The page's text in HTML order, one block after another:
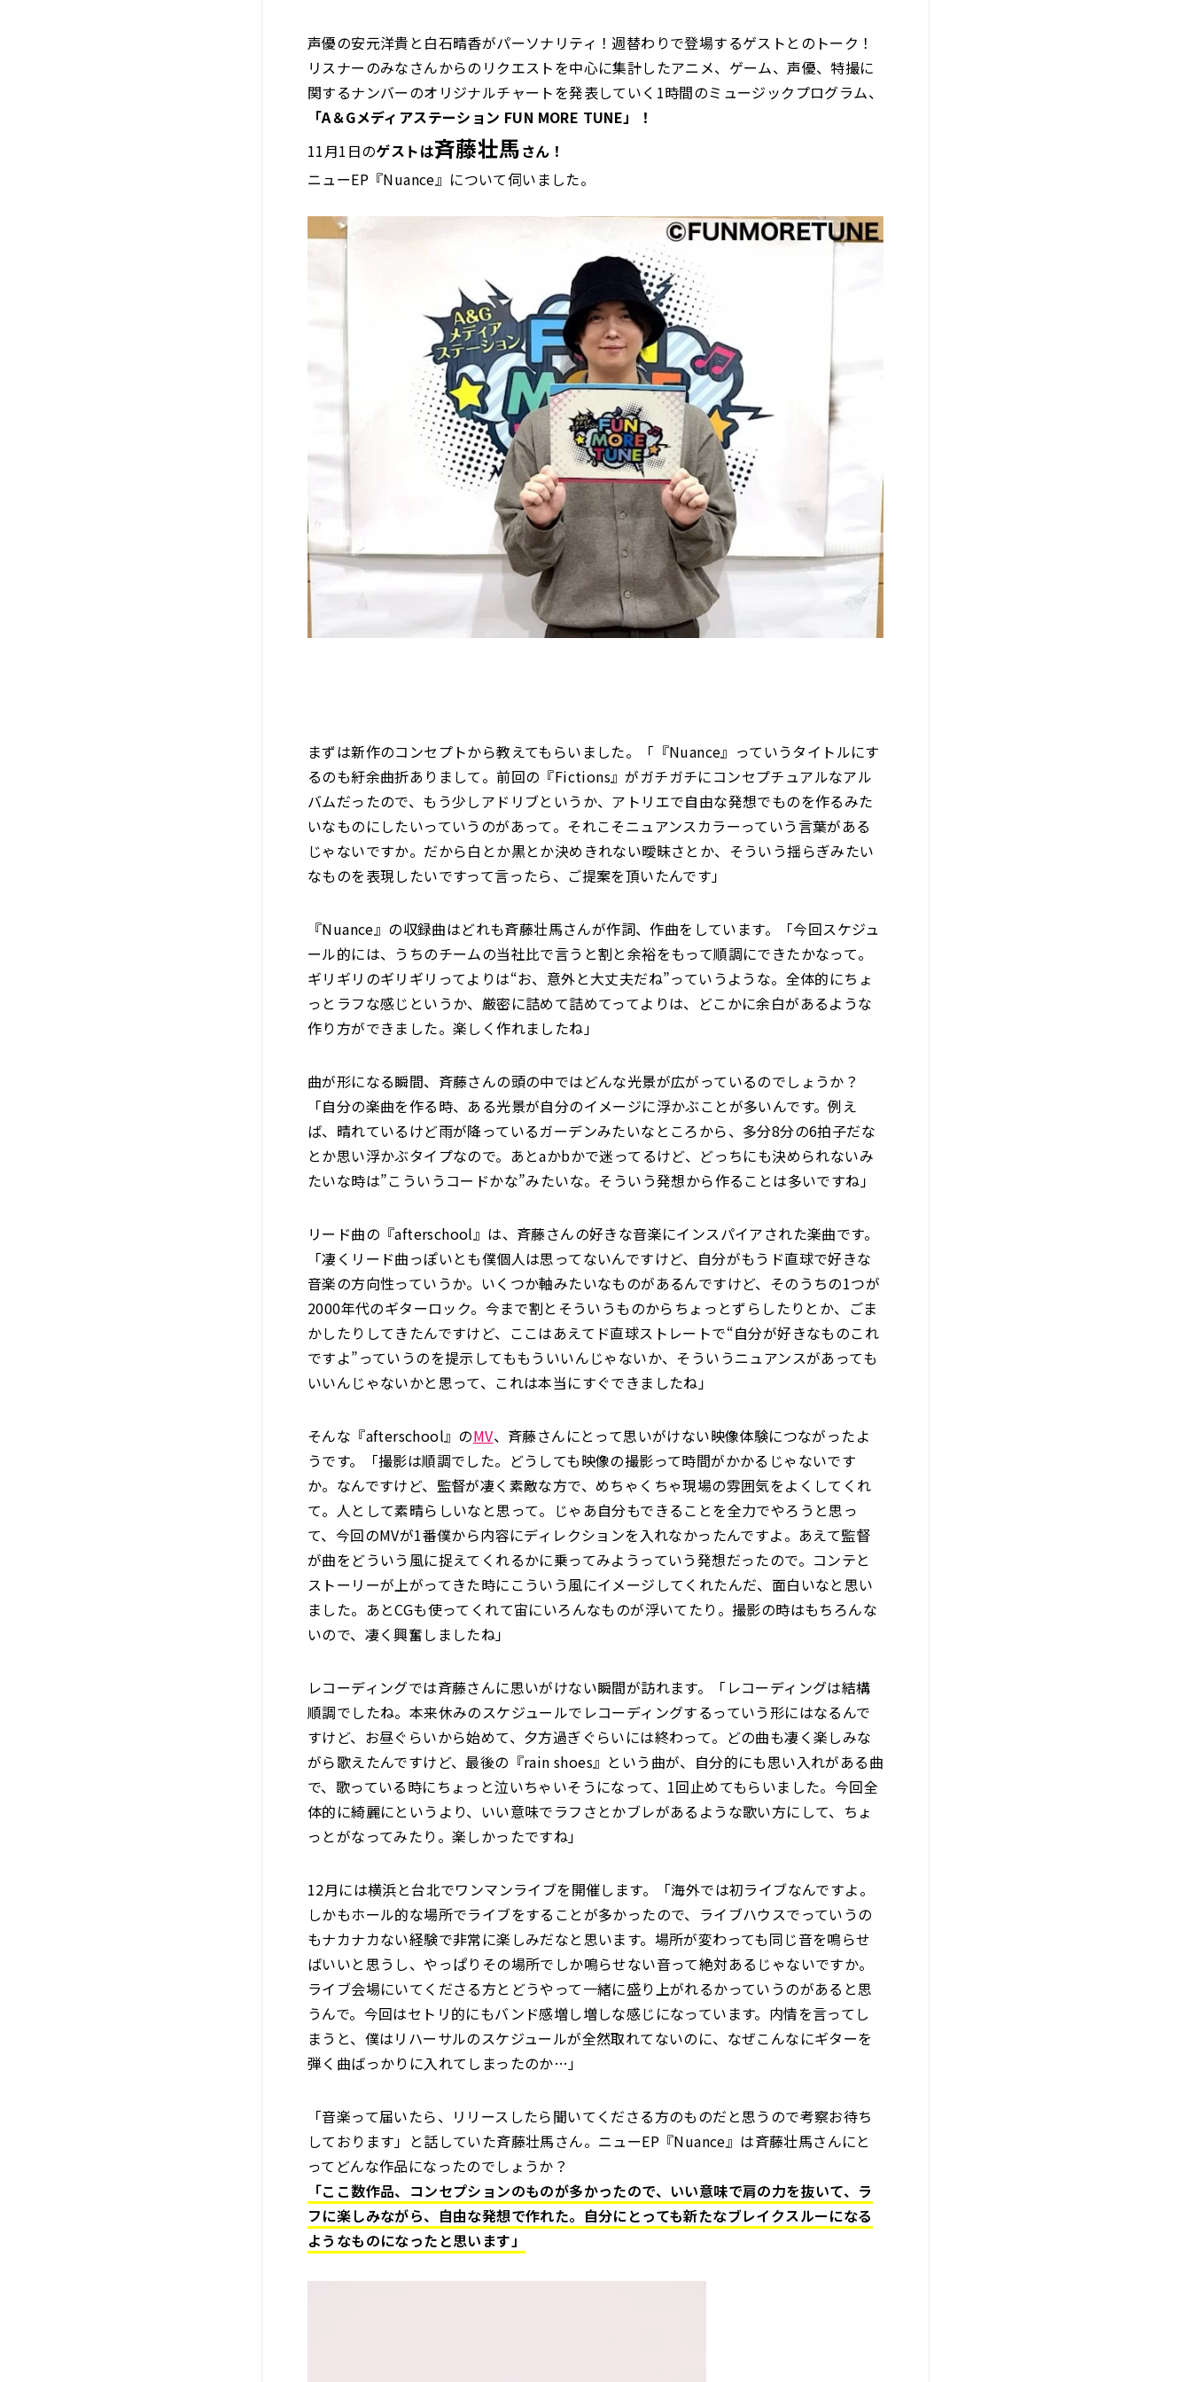
声優の安元洋貴と白石晴香がパーソナリティ！週替わりで登場するゲストとのトーク！
リスナーのみなさんからのリクエストを中心に集計したアニメ、ゲーム、声優、特撮に
関するナンバーのオリジナルチャートを発表していく1時間のミュージックプログラム、
「A＆Gメディアステーション FUN MORE TUNE」！
11月1日のゲストは斉藤壮馬さん！
ニューEP『Nuance』について伺いました。
まずは新作のコンセプトから教えてもらいました。「『Nuance』っていうタイトルにす
るのも紆余曲折ありまして。前回の『Fictions』がガチガチにコンセプチュアルなアル
バムだったので、もう少しアドリブというか、アトリエで自由な発想でものを作るみた
いなものにしたいっていうのがあって。それこそニュアンスカラーっていう言葉がある
じゃないですか。だから白とか黒とか決めきれない曖昧さとか、そういう揺らぎみたい
なものを表現したいですって言ったら、ご提案を頂いたんです」
『Nuance』の収録曲はどれも斉藤壮馬さんが作詞、作曲をしています。「今回スケジュ
ール的には、うちのチームの当社比で言うと割と余裕をもって順調にできたかなって。
ギリギリのギリギリってよりは“お、意外と大丈夫だね”っていうような。全体的にちょ
っとラフな感じというか、厳密に詰めて詰めてってよりは、どこかに余白があるような
作り方ができました。楽しく作れましたね」
曲が形になる瞬間、斉藤さんの頭の中ではどんな光景が広がっているのでしょうか？
「自分の楽曲を作る時、ある光景が自分のイメージに浮かぶことが多いんです。例え
ば、晴れているけど雨が降っているガーデンみたいなところから、多分8分の6拍子だな
とか思い浮かぶタイプなので。あとaかbかで迷ってるけど、どっちにも決められないみ
たいな時は”こういうコードかな”みたいな。そういう発想から作ることは多いですね」
リード曲の『afterschool』は、斉藤さんの好きな音楽にインスパイアされた楽曲です。
「凄くリード曲っぽいとも僕個人は思ってないんですけど、自分がもうド直球で好きな
音楽の方向性っていうか。いくつか軸みたいなものがあるんですけど、そのうちの1つが
2000年代のギターロック。今まで割とそういうものからちょっとずらしたりとか、ごま
かしたりしてきたんですけど、ここはあえてド直球ストレートで“自分が好きなものこれ
ですよ”っていうのを提示してももういいんじゃないか、そういうニュアンスがあっても
いいんじゃないかと思って、これは本当にすぐできましたね」
そんな『afterschool』のMV、斉藤さんにとって思いがけない映像体験につながったよ
うです。「撮影は順調でした。どうしても映像の撮影って時間がかかるじゃないです
か。なんですけど、監督が凄く素敵な方で、めちゃくちゃ現場の雰囲気をよくしてくれ
て。人として素晴らしいなと思って。じゃあ自分もできることを全力でやろうと思っ
て、今回のMVが1番僕から内容にディレクションを入れなかったんですよ。あえて監督
が曲をどういう風に捉えてくれるかに乗ってみようっていう発想だったので。コンテと
ストーリーが上がってきた時にこういう風にイメージしてくれたんだ、面白いなと思い
ました。あとCGも使ってくれて宙にいろんなものが浮いてたり。撮影の時はもちろんな
いので、凄く興奮しましたね」
レコーディングでは斉藤さんに思いがけない瞬間が訪れます。「レコーディングは結構
順調でしたね。本来休みのスケジュールでレコーディングするっていう形にはなるんで
すけど、お昼ぐらいから始めて、夕方過ぎぐらいには終わって。どの曲も凄く楽しみな
がら歌えたんですけど、最後の『rain shoes』という曲が、自分的にも思い入れがある曲
で、歌っている時にちょっと泣いちゃいそうになって、1回止めてもらいました。今回全
体的に綺麗にというより、いい意味でラフさとかブレがあるような歌い方にして、ちょ
っとがなってみたり。楽しかったですね」
12月には横浜と台北でワンマンライブを開催します。「海外では初ライブなんですよ。
しかもホール的な場所でライブをすることが多かったので、ライブハウスでっていうの
もナカナカない経験で非常に楽しみだなと思います。場所が変わっても同じ音を鳴らせ
ばいいと思うし、やっぱりその場所でしか鳴らせない音って絶対あるじゃないですか。
ライブ会場にいてくださる方とどうやって一緒に盛り上がれるかっていうのがあると思
うんで。今回はセトリ的にもバンド感増し増しな感じになっています。内情を言ってし
まうと、僕はリハーサルのスケジュールが全然取れてないのに、なぜこんなにギターを
弾く曲ばっかりに入れてしまったのか…」
「音楽って届いたら、リリースしたら聞いてくださる方のものだと思うので考察お待ち
しております」と話していた斉藤壮馬さん。ニューEP『Nuance』は斉藤壮馬さんにと
ってどんな作品になったのでしょうか？
「ここ数作品、コンセプションのものが多かったので、いい意味で肩の力を抜いて、ラ
フに楽しみながら、自由な発想で作れた。自分にとっても新たなブレイクスルーになる
ようなものになったと思います」